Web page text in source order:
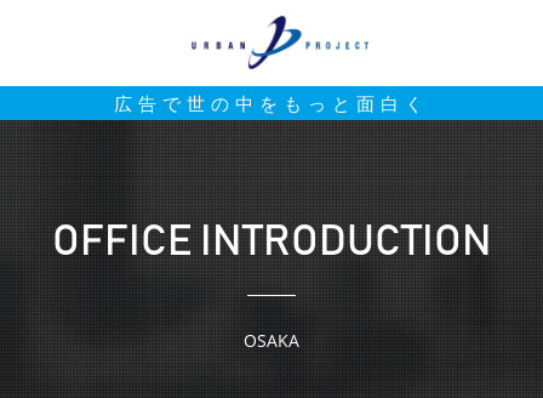
OFFICE INTRODUCTION
OSAKA
広告で世の中をもっと面白く